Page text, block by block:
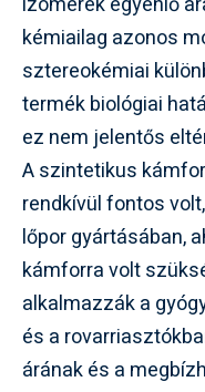
kémiailag azonos
sztereokémiai
termék biológiai
ez nem jelentős
A szintetikus
rendkívül fontos
lőpor gyártásában,
kámforra volt
alkalmazzák a
és a
árának és a